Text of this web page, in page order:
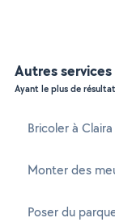
Autres services
Ayant le plus de
Bricoler à Claira
Monter des
Poser du